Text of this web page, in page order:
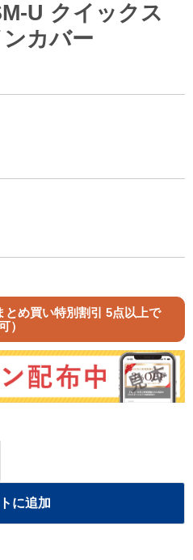
U クイックス
カバー
め買い特別割引 5点以上で
）
に追加